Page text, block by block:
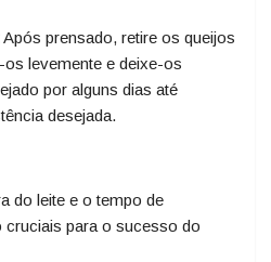
Após prensado, retire os queijos
levemente e deixe-os
por alguns dias até
desejada.
do leite e o tempo de
cruciais para o sucesso do